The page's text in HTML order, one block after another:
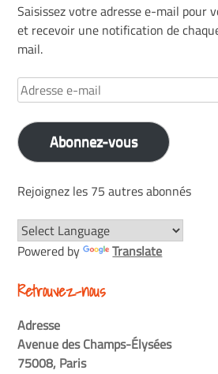
Saisissez votre adresse e-mail pour
et recevoir une notification de
mail.
Adresse
e-
mail
Abonnez-vous
Rejoignez les 75 autres abonnés
Powered by Translate
Retrouvez-nous
Adresse
Avenue des Champs-Élysées
75008, Paris